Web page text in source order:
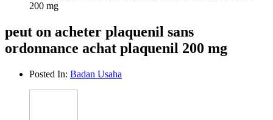
200 mg
peut on acheter plaquenil sans
ordonnance achat plaquenil 200 mg
Posted In: Badan Usaha